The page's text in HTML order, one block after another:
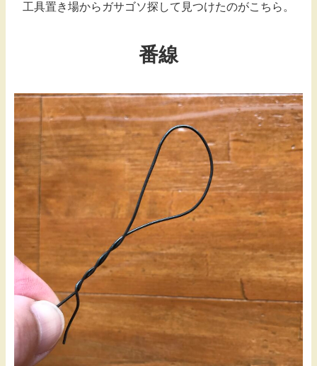
工具置き場からガサゴソ探して見つけたのがこちら。
番線